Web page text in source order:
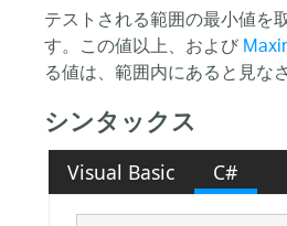
テストされる範囲の最小値を
す。この値以上、および
る値は、範囲内にあると見な
シンタックス
Visual Basic C#